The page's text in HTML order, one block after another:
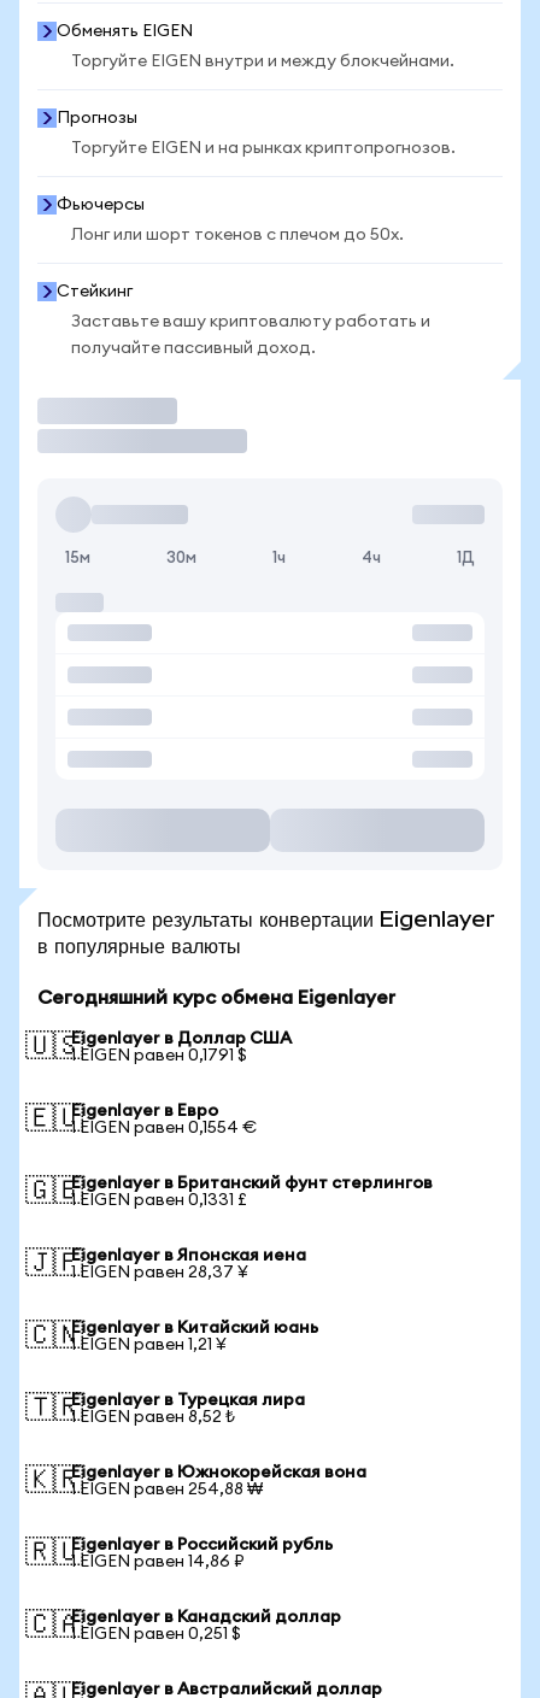
Обменять EIGEN
Торгуйте EIGEN внутри и между блокчейнами.
Прогнозы
Торгуйте EIGEN и на рынках криптопрогнозов.
Фьючерсы
Лонг или шорт токенов с плечом до 50x.
Стейкинг
Заставьте вашу криптовалюту работать и
получайте пассивный доход.
15м 30м 1ч 4ч 1Д
Посмотрите результаты конвертации Eigenlayer
в популярные валюты
Сегодняшний курс обмена Eigenlayer
🇺🇸Eigenlayer в Доллар США
1 EIGEN равен 0,1791 $
🇪🇺Eigenlayer в Евро
1 EIGEN равен 0,1554 €
🇬🇧Eigenlayer в Британский фунт стерлингов
1 EIGEN равен 0,1331 £
🇯🇵Eigenlayer в Японская иена
1 EIGEN равен 28,37 ¥
🇨🇳Eigenlayer в Китайский юань
1 EIGEN равен 1,21 ¥
🇹🇷Eigenlayer в Турецкая лира
1 EIGEN равен 8,52 ₺
🇰🇷Eigenlayer в Южнокорейская вона
1 EIGEN равен 254,88 ₩
🇷🇺Eigenlayer в Российский рубль
1 EIGEN равен 14,86 ₽
🇨🇦Eigenlayer в Канадский доллар
1 EIGEN равен 0,251 $
Eigenlayer в Австралийский доллар